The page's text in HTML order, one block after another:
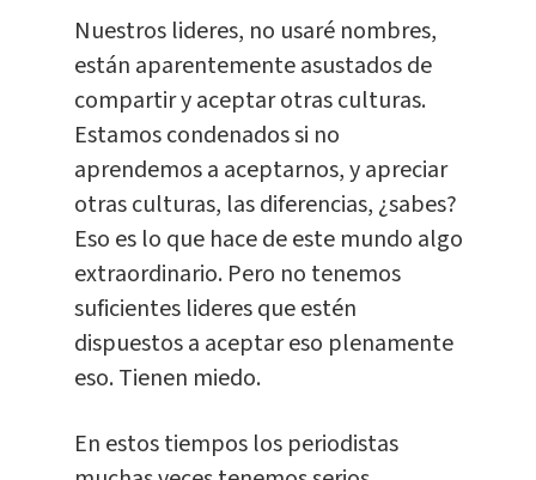
Nuestros lideres, no usaré nombres,
están aparentemente asustados de
compartir y aceptar otras culturas.
Estamos condenados si no
aprendemos a aceptarnos, y apreciar
otras culturas, las diferencias, ¿sabes?
Eso es lo que hace de este mundo algo
extraordinario. Pero no tenemos
suficientes lideres que estén
dispuestos a aceptar eso plenamente
eso. Tienen miedo.
En estos tiempos los periodistas